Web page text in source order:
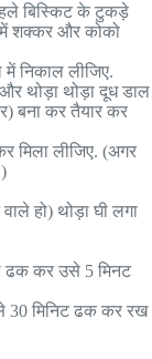
बिस्किट के टुकड़े
शक्कर और कोको
निकाल लीजिए.
थोड़ा थोड़ा दूध डाल
बना कर तैयार कर
मिला लीजिए. (अगर
हो) थोड़ा घी लगा
ढक कर उसे 5 मिनट
30 मिनिट ढक कर रख